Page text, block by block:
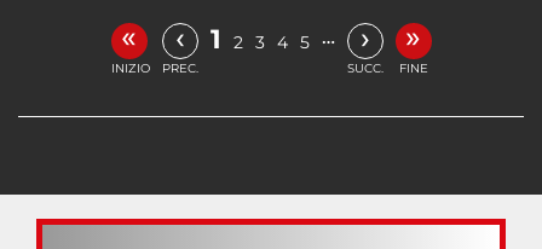
«
INIZIO
‹
PREC.
1 2 3 4 5 … ›
SUCC.
»
FINE